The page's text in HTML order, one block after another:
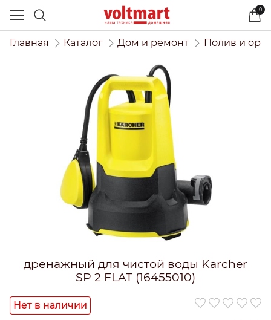
0
Главная Каталог Дом и ремонт Полив и
дренажный для чистой воды Karcher
SP 2 FLAT (16455010)
Нет в наличии